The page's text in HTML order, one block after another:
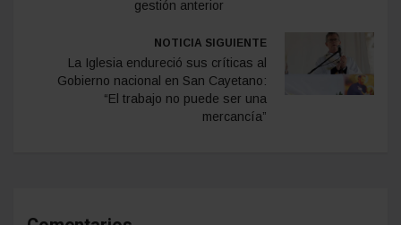
gestión anterior
NOTICIA SIGUIENTE
La Iglesia endureció sus críticas al
Gobierno nacional en San Cayetano:
“El trabajo no puede ser una
mercancía”